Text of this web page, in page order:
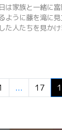
は家族と一緒に
ように藤を滝に
た人たちを見か
... 17